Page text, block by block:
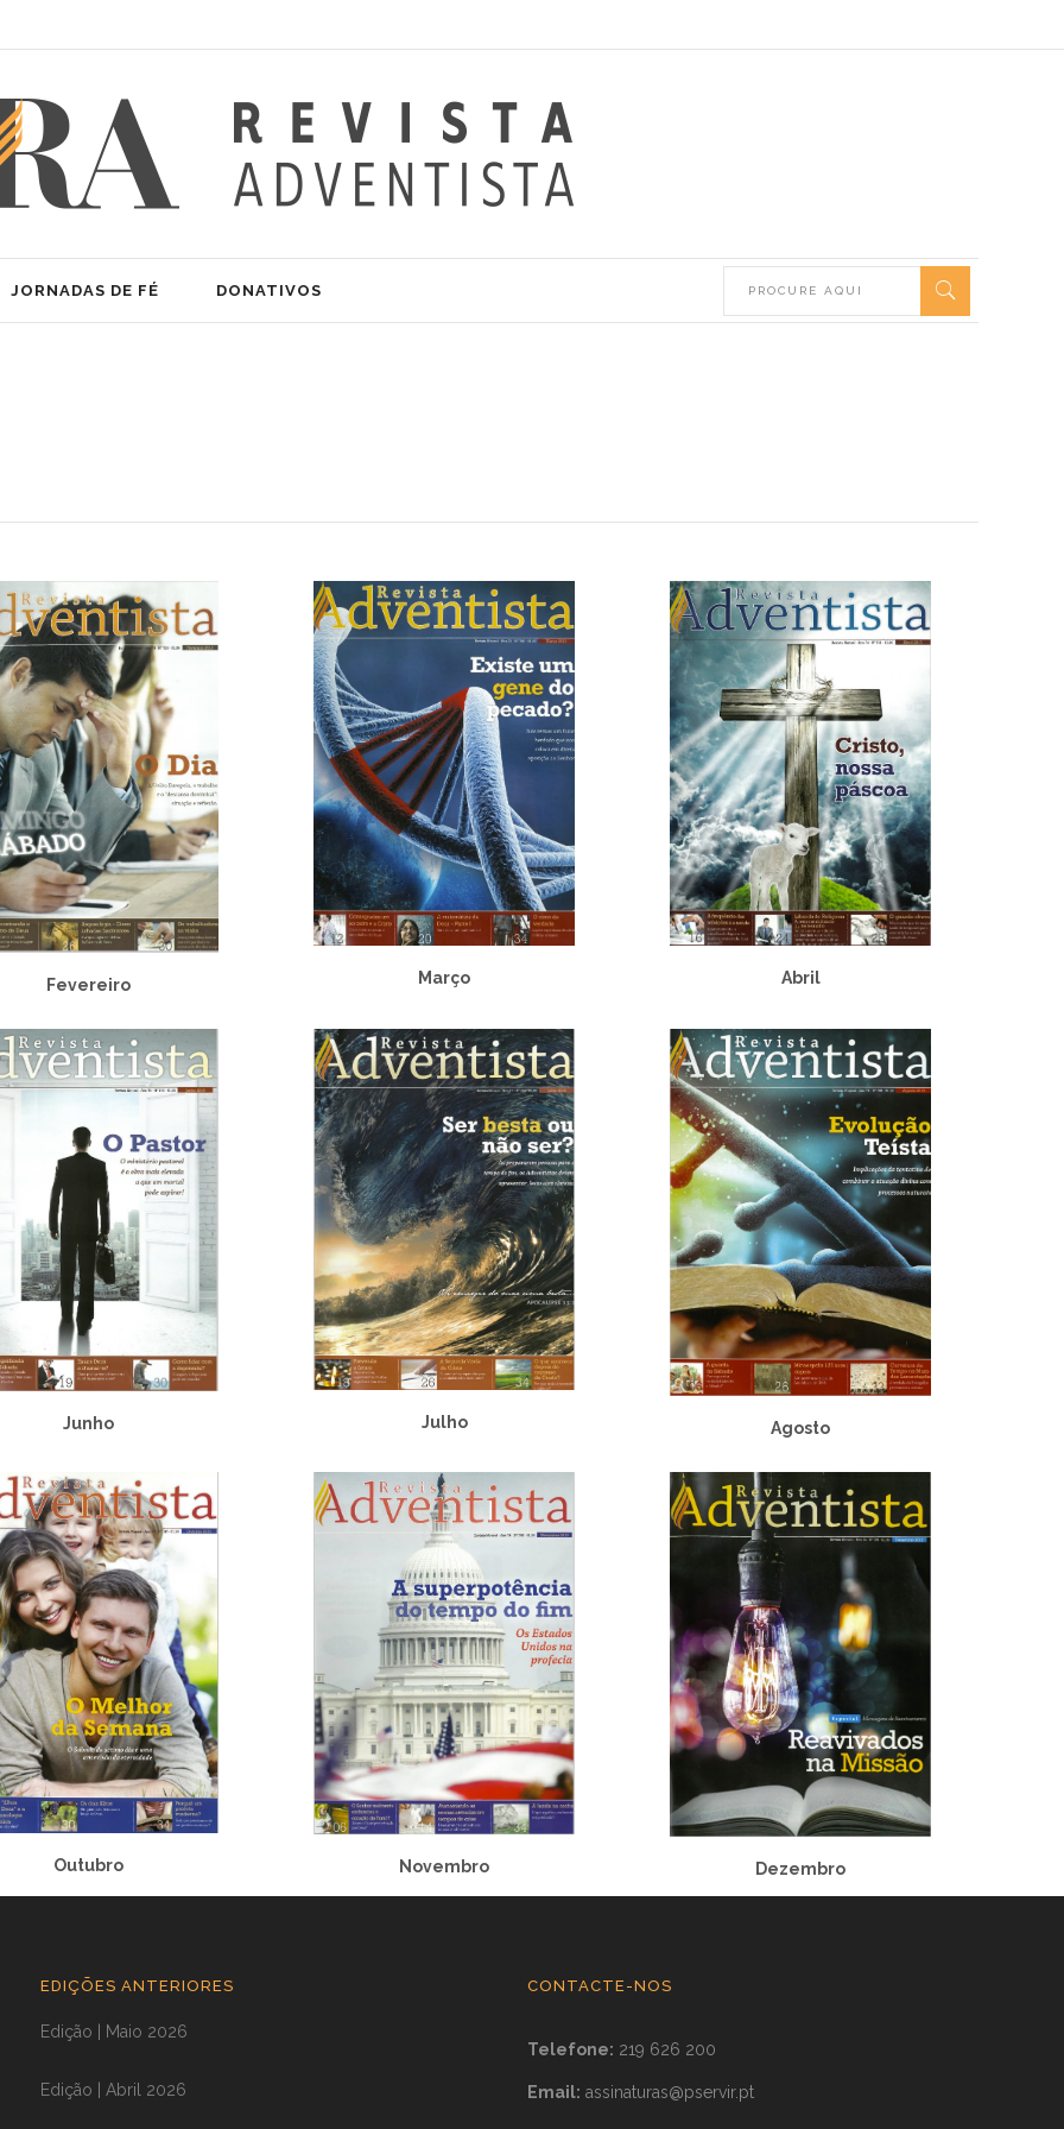
JORNADAS DE FÉ DONATIVOS
Fevereiro Março Abril
Junho Julho Agosto
Outubro Novembro Dezembro
EDIÇÕES ANTERIORES
Edição | Maio 2026
Edição | Abril 2026
CONTACTE-NOS
Telefone: 219 626 200
Email: assinaturas@pservir.pt